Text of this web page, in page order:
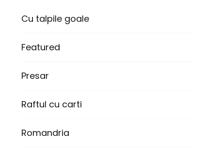
Cu talpile goale
Featured
Presar
Raftul cu carti
Romandria